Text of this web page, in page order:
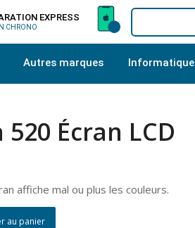
EXPRESS
CHRONO
Autres marques Informatique
Écran LCD
affiche mal ou plus les couleurs.
au panier